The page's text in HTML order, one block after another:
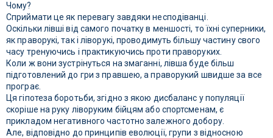
Чому?
Сприймати це як перевагу завдяки несподіванці.
Оскільки лівші від самого початку в меншості, то їхні суперники,
як праворукі, так і ліворукі, проводимуть більшу частину свого
часу тренуючись і практикуючись проти праворуких.
Коли ж вони зустрінуться на змаганні, лівша буде більш
підготовлений до гри з правшею, а праворукий швидше за все
програє.
Ця гіпотеза боротьби, згідно з якою дисбаланс у популяції
скоріше на руку ліворуким бійцям або спортсменам, є
прикладом негативного частотно залежного добору.
Але, відповідно до принципів еволюції, групи з відносною